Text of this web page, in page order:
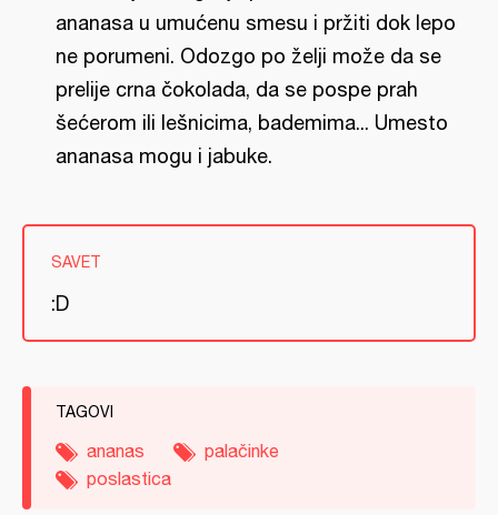
ananasa u umućenu smesu i pržiti dok lepo
ne porumeni. Odozgo po želji može da se
prelije crna čokolada, da se pospe prah
šećerom ili lešnicima, bademima... Umesto
ananasa mogu i jabuke.
SAVET
:D
TAGOVI
ananas
palačinke
poslastica